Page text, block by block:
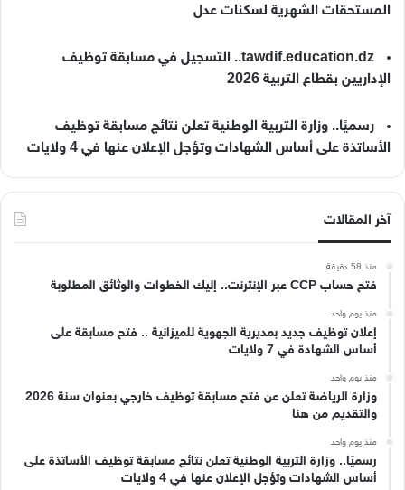
المستحقات الشهرية لسكنات عدل
tawdif.education.dz.. التسجيل في مسابقة توظيف
الإداريين بقطاع التربية 2026
رسميًا.. وزارة التربية الوطنية تعلن نتائج مسابقة توظيف
الأساتذة على أساس الشهادات وتؤجل الإعلان عنها في 4 ولايات
آخر المقالات
منذ 58 دقيقة
فتح حساب CCP عبر الإنترنت.. إليك الخطوات والوثائق المطلوبة
منذ يوم واحد
إعلان توظيف جديد بمديرية الجهوية للميزانية .. فتح مسابقة على
أساس الشهادة في 7 ولايات
منذ يوم واحد
وزارة الرياضة تعلن عن فتح مسابقة توظيف خارجي بعنوان سنة 2026
والتقديم من هنا
منذ يوم واحد
رسميًا.. وزارة التربية الوطنية تعلن نتائج مسابقة توظيف الأساتذة على
أساس الشهادات وتؤجل الإعلان عنها في 4 ولايات